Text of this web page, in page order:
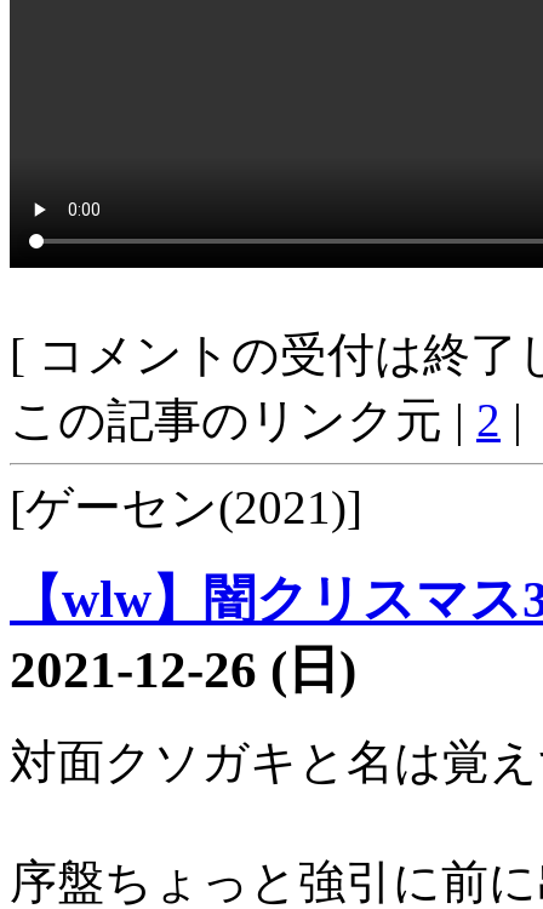
[ コメントの受付は終了
この記事のリンク元 | 2 |
[ゲーセン(2021)]
【wlw】闇クリスマ
2021-12-26 (日)
対面クソガキと名は覚
序盤ちょっと強引に前